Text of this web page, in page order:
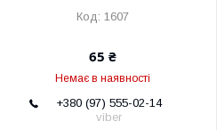
1607
65 ₴
Немає в наявності
+380 (97) 555-02-14
viber